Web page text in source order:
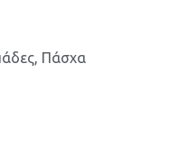
, Πάσχα